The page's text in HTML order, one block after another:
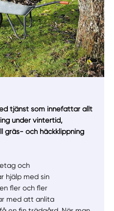
tjänst som innefattar allt
under vintertid,
gräs- och häckklippning
och
hjälp med sin
fler och fler
med att anlita